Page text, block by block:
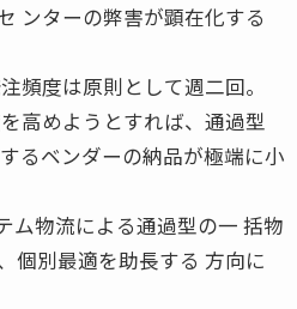
ンターの弊害が顕在化する
頻度は原則として週二回。
高めようとすれば、通過型
るベンダーの納品が極端に小
ム物流による通過型の一 括物
個別最適を助長する 方向に